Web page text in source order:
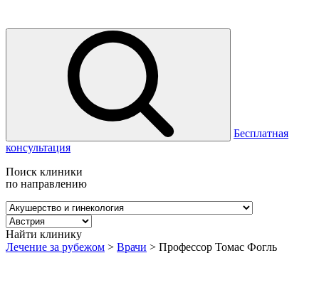
Бесплатная
консультация
Поиск клиники
по направлению
Найти клинику
Лечение за рубежом > Врачи > Профессор Томас Фогль